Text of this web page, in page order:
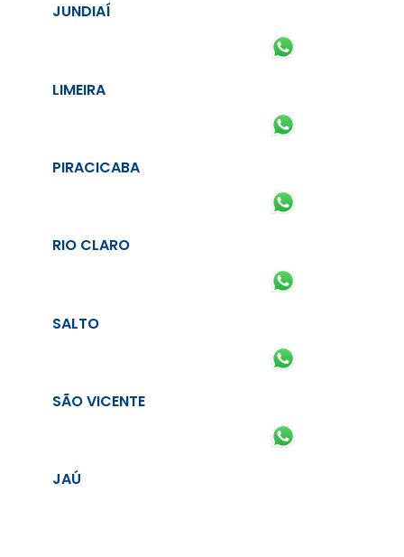
JUNDIAÍ
LIMEIRA
PIRACICABA
RIO CLARO
SALTO
SÃO VICENTE
JAÚ